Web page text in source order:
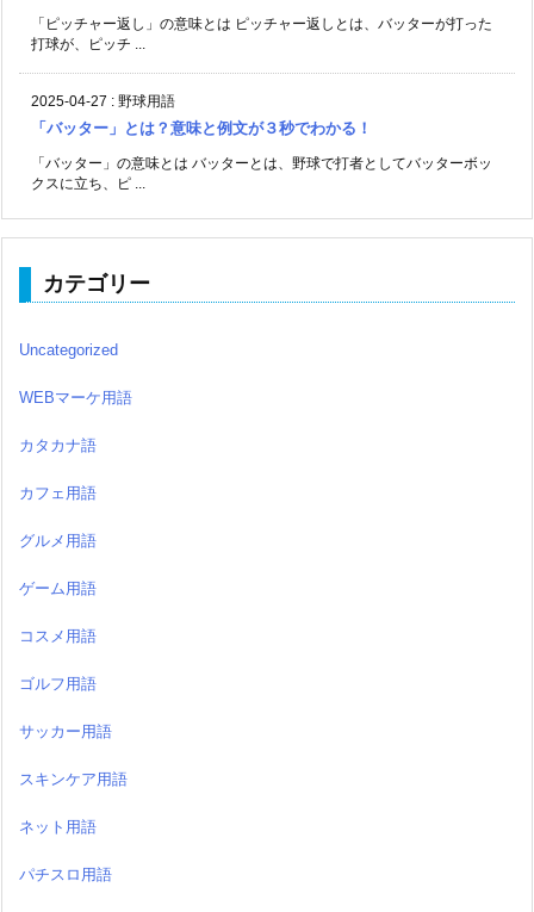
「ピッチャー返し」の意味とは ピッチャー返しとは、バッターが打った
打球が、ピッチ ...
2025-04-27 : 野球用語
「バッター」とは？意味と例文が３秒でわかる！
「バッター」の意味とは バッターとは、野球で打者としてバッターボッ
クスに立ち、ピ ...
カテゴリー
Uncategorized
WEBマーケ用語
カタカナ語
カフェ用語
グルメ用語
ゲーム用語
コスメ用語
ゴルフ用語
サッカー用語
スキンケア用語
ネット用語
パチスロ用語